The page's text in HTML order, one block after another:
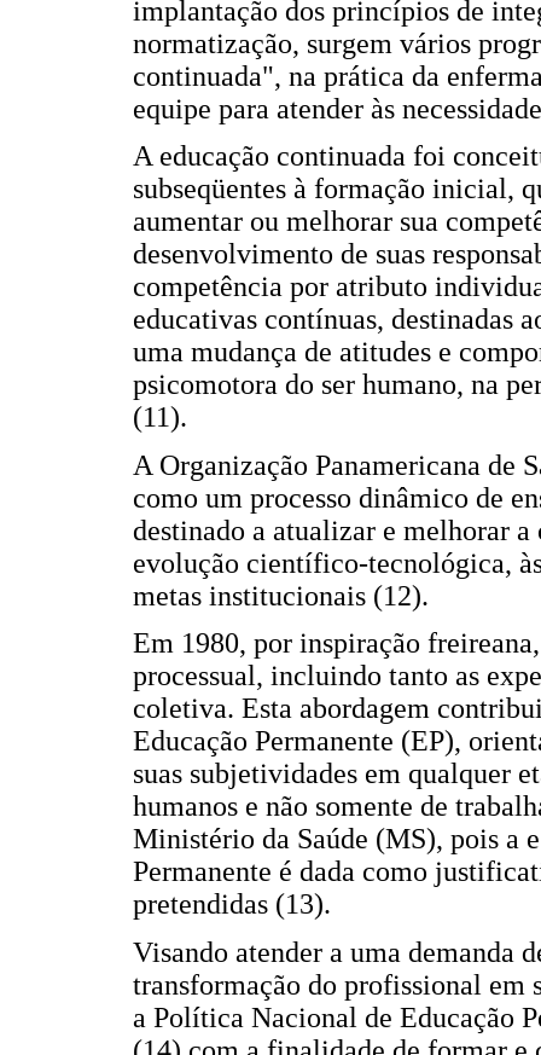
implantação dos princípios de
normatização, surgem vários
continuada", na prática da
equipe para atender às
A educação continuada foi
subseqüentes à formação inicial,
aumentar ou melhorar sua
desenvolvimento de suas
competência por atributo
educativas contínuas, destinadas
uma mudança de atitudes e
psicomotora do ser humano, na
(11).
A Organização Panamericana de
como um processo dinâmico de
destinado a atualizar e melhorar a
evolução científico-tecnológica,
metas institucionais (12).
Em 1980, por inspiração
processual, incluindo tanto as
coletiva. Esta abordagem
Educação Permanente (EP),
suas subjetividades em qualquer
humanos e não somente de
Ministério da Saúde (MS), pois a
Permanente é dada como
pretendidas (13).
Visando atender a uma demanda
transformação do profissional
a Política Nacional de Educação